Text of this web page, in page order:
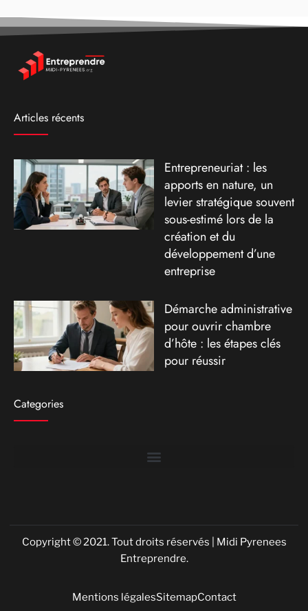
Articles récents
Entrepreneuriat : les
apports en nature, un
levier stratégique souvent
sous-estimé lors de la
création et du
développement d’une
entreprise
Démarche administrative
pour ouvrir chambre
d’hôte : les étapes clés
pour réussir
Categories
Copyright © 2021. Tout droits réservés | Midi Pyrenees
Entreprendre.
Mentions légalesSitemapContact